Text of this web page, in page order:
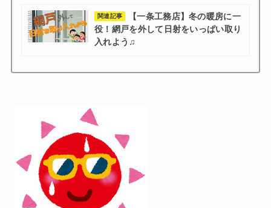
関連記事
【一条工務店】冬の暖房に一
役！網戸を外して日射をいっぱい取り
入れよう♫